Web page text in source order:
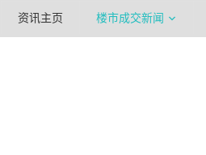
资讯主页 楼市成交新闻